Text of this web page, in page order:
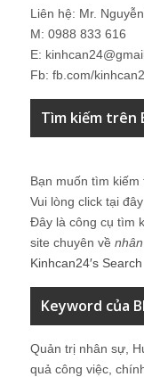
Liên hệ: Mr.
M: 0988 833 616
E:
Fb: fb.com/
Tìm kiếm trên
Bạn muốn tìm
Vui lòng click tại
Đây là công cụ tìm
site chuyên về
Kinhcan24′s Search
Keyword của
Quản trị nhân sự,
quả công việc,